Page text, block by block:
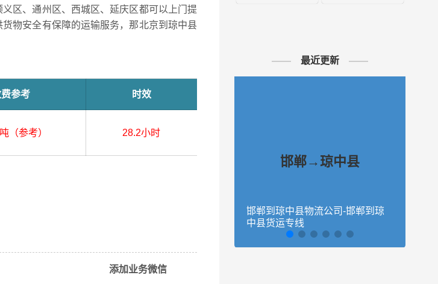
区、通州区、西城区、延庆区都可以上门提
物安全有保障的运输服务，那北京到琼中县
参考 时效
（参考） 28.2小时
丰台区、怀柔区、海淀区、门头沟、密云
添加业务微信
最近更新
邯郸→琼中县
邯郸到琼中县物流公司-邯郸到琼
中县货运专线